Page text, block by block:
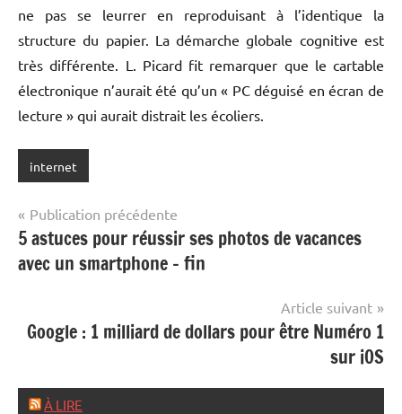
ne pas se leurrer en reproduisant à l’identique la
structure du papier. La démarche globale cognitive est
très différente. L. Picard fit remarquer que le cartable
électronique n’aurait été qu’un « PC déguisé en écran de
lecture » qui aurait distrait les écoliers.
internet
Navigation
de
l’article
Publication précédente
5 astuces pour réussir ses photos de vacances
avec un smartphone – fin
Article suivant
Google : 1 milliard de dollars pour être Numéro 1
sur iOS
À LIRE